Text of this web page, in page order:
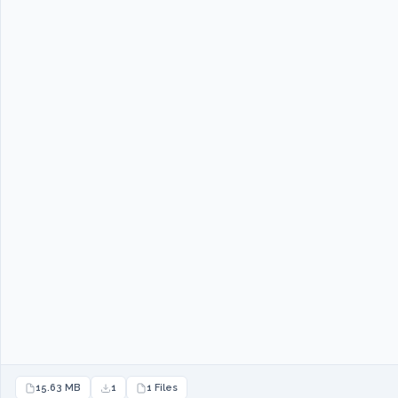
15.63 MB 1 1 Files